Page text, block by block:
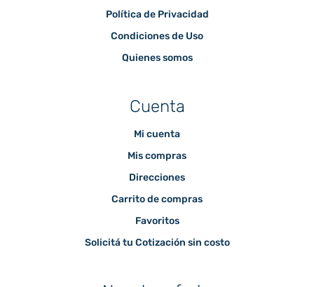
Política de Privacidad
Condiciones de Uso
Quienes somos
Cuenta
Mi cuenta
Mis compras
Direcciones
Carrito de compras
Favoritos
Solicitá tu Cotización sin costo